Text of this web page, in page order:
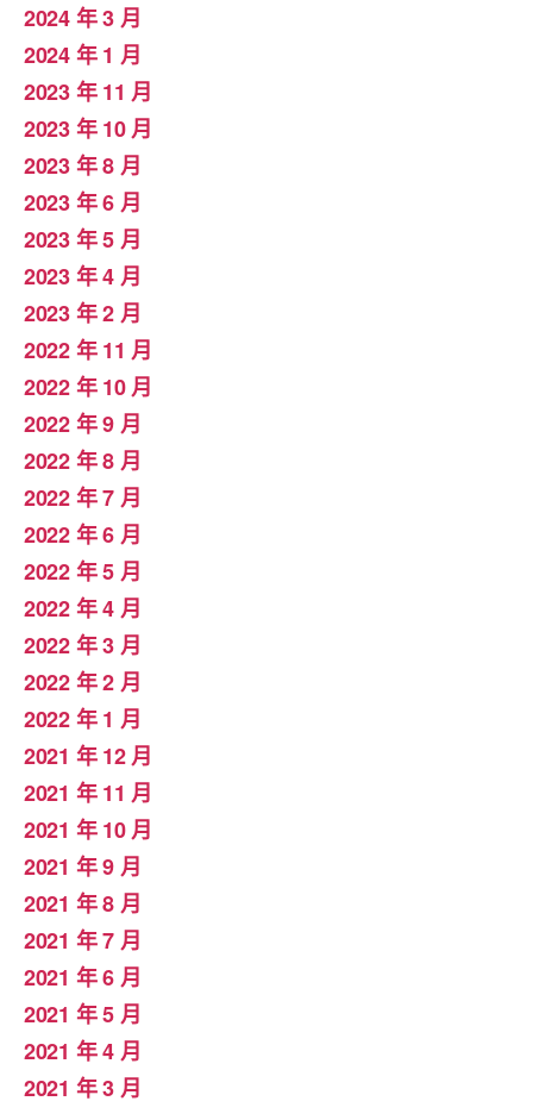
2024 年 3 月
2024 年 1 月
2023 年 11 月
2023 年 10 月
2023 年 8 月
2023 年 6 月
2023 年 5 月
2023 年 4 月
2023 年 2 月
2022 年 11 月
2022 年 10 月
2022 年 9 月
2022 年 8 月
2022 年 7 月
2022 年 6 月
2022 年 5 月
2022 年 4 月
2022 年 3 月
2022 年 2 月
2022 年 1 月
2021 年 12 月
2021 年 11 月
2021 年 10 月
2021 年 9 月
2021 年 8 月
2021 年 7 月
2021 年 6 月
2021 年 5 月
2021 年 4 月
2021 年 3 月